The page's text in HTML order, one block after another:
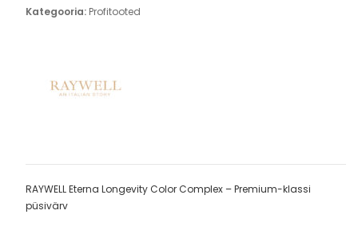
Kategooria: Profitooted
RAYWELL Eterna Longevity Color Complex – Premium-klassi
püsivärv